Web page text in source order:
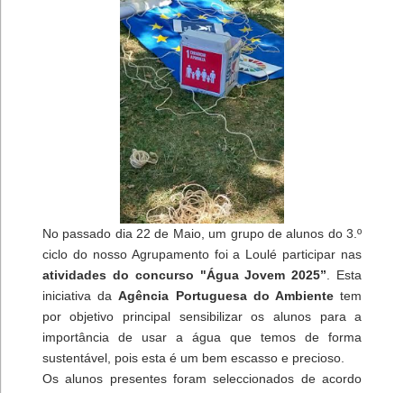
No passado dia 22 de Maio, um grupo de alunos do 3.º
ciclo do nosso Agrupamento foi a Loulé participar nas
atividades do concurso "Água Jovem 2025” . Esta
iniciativa daAgência Portuguesa do Ambientetem
por objetivo principal sensibilizar os alunos para a
importância de usar a água que temos de forma
sustentável, pois esta é um bem escasso e precioso.
Os alunos presentes foram seleccionados de acordo